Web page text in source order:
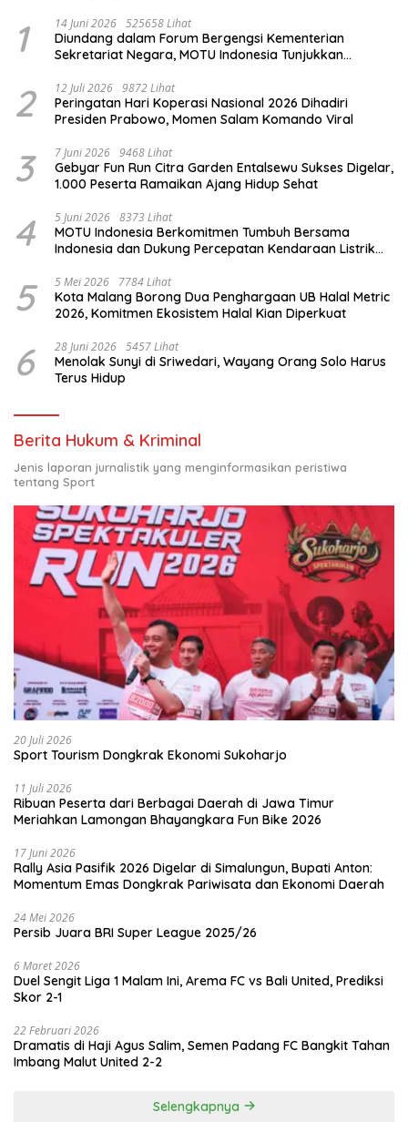
1 14 Juni 2026 525658 Lihat
Diundang dalam Forum Bergengsi Kementerian
Sekretariat Negara, MOTU Indonesia Tunjukkan
2 12 Juli 2026 9872 Lihat
Peringatan Hari Koperasi Nasional 2026 Dihadiri
Presiden Prabowo, Momen Salam Komando Viral
3 7 Juni 2026 9468 Lihat
Gebyar Fun Run Citra Garden Entalsewu Sukses Digelar,
1.000 Peserta Ramaikan Ajang Hidup Sehat
4 5 Juni 2026 8373 Lihat
MOTU Indonesia Berkomitmen Tumbuh Bersama
Indonesia dan Dukung Percepatan Kendaraan Listrik
5 5 Mei 2026 7784 Lihat
Kota Malang Borong Dua Penghargaan UB Halal Metric
2026, Komitmen Ekosistem Halal Kian Diperkuat
6 28 Juni 2026 5457 Lihat
Menolak Sunyi di Sriwedari, Wayang Orang Solo Harus
Terus Hidup
Berita Hukum & Kriminal
Jenis laporan jurnalistik yang menginformasikan peristiwa
tentang Sport
20 Juli 2026
Sport Tourism Dongkrak Ekonomi Sukoharjo
11 Juli 2026
Ribuan Peserta dari Berbagai Daerah di Jawa Timur
Meriahkan Lamongan Bhayangkara Fun Bike 2026
17 Juni 2026
Rally Asia Pasifik 2026 Digelar di Simalungun, Bupati Anton:
Momentum Emas Dongkrak Pariwisata dan Ekonomi Daerah
24 Mei 2026
Persib Juara BRI Super League 2025/26
6 Maret 2026
Duel Sengit Liga 1 Malam Ini, Arema FC vs Bali United, Prediksi
Skor 2-1
22 Februari 2026
Dramatis di Haji Agus Salim, Semen Padang FC Bangkit Tahan
Imbang Malut United 2-2
Selengkapnya